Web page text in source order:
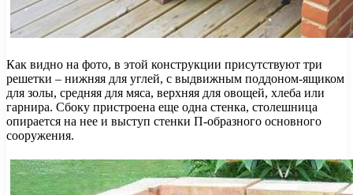
Как видно на фото, в этой конструкции присутствуют три
решетки – нижняя для углей, с выдвижным поддоном-ящиком
для золы, средняя для мяса, верхняя для овощей, хлеба или
гарнира. Сбоку пристроена еще одна стенка, столешница
опирается на нее и выступ стенки П-образного основного
сооружения.